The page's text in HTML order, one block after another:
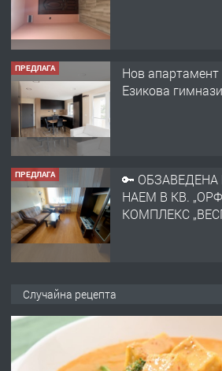
ПРЕДЛАГА
Нов
Езикова
ПРЕДЛАГА
🔑
НАЕМ В КВ.
КОМПЛЕКС
АПАРТАМЕНТ В
ХАСКОВО
Случайна рецепта